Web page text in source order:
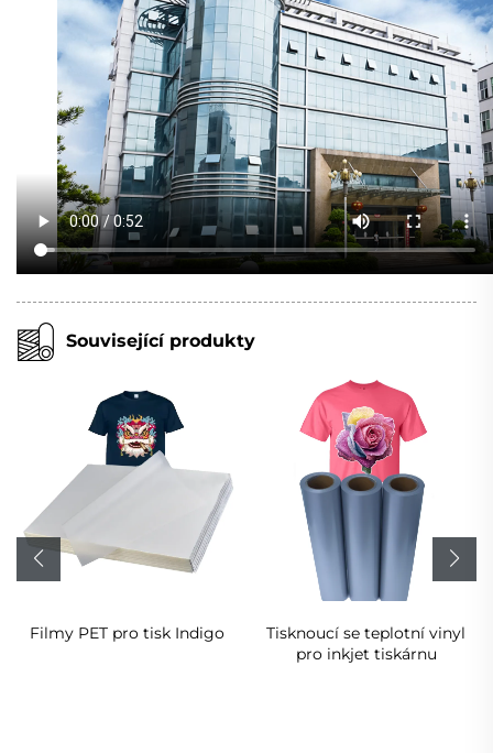
Související produkty
Filmy PET pro tisk Indigo
Tisknoucí se teplotní vinyl
pro inkjet tiskárnu